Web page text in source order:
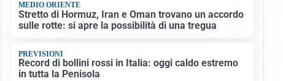
MEDIO ORIENTE
Stretto di Hormuz, Iran e Oman trovano un accordo
sulle rotte: si apre la possibilità di una tregua
PREVISIONI
Record di bollini rossi in Italia: oggi caldo estremo
in tutta la Penisola